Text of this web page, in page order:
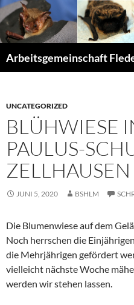
UNCATEGORIZED
BLÜHWIESE
PAULUS-
ZELLHAUSEN
JUNI 5, 2020 BSHLM
Die Blumenwiese auf dem
Noch herrschen die
die Mehrjährigen gefördert
vielleicht nächste Woche
werden wir stehen lassen.